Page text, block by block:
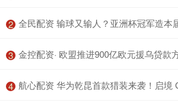
2 全民配资 输球又输人？亚洲杯冠军造本届世界杯最惨1
3 金控配资· 欧盟推进900亿欧元援乌贷款方案
4 航心配资 华为乾昆首款猎装来袭！启境 GT7 开启